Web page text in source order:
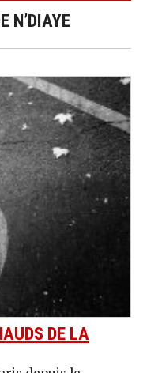
N’DIAYE
DE LA